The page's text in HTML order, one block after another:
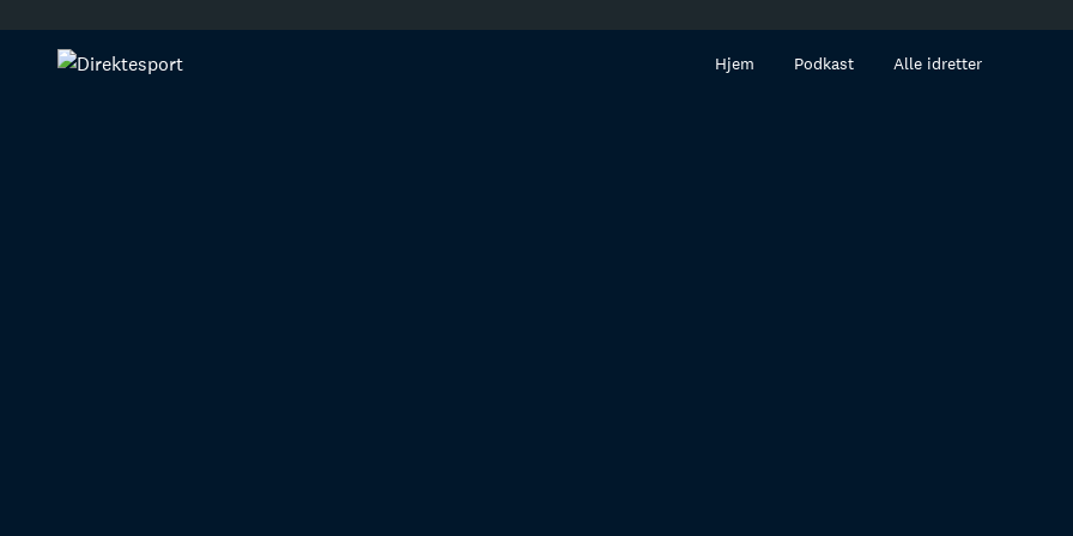
innhold
Hjem Podkast Alle idretter